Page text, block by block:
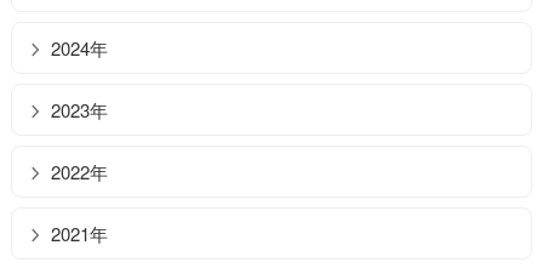
2024年
2023年
2022年
2021年